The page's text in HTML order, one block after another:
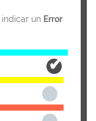
indicar un Error